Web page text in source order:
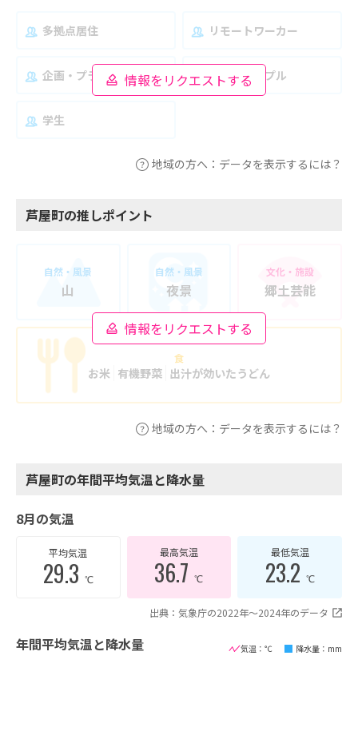
情報をリクエストする
多拠点居住 リモートワーカー
企画・プランナー 夫婦・カップル
学生
地域の方へ：データを表示するには？
芦屋町の推しポイント
情報をリクエストする
自然・風景
山
自然・風景
夜景
文化・施設
郷土芸能
食
お米 有機野菜 出汁が効いたうどん
地域の方へ：データを表示するには？
芦屋町の年間平均気温と降水量
8月の気温
平均気温
29.3 ℃
最高気温
36.7℃
最低気温
23.2 ℃
出典：気象庁の2022年〜2024年のデータ
年間平均気温と降水量 気温：℃ 降水量：mm